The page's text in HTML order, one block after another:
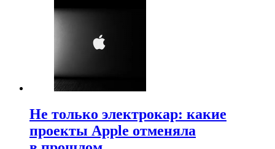
Не только электрокар: какие
проекты Apple отменяла